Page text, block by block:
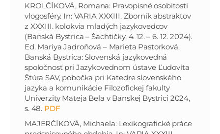
KROLČÍKOVÁ, Romana: Pravopisné osobitosti
vlogosféry. In: VARIA XXXIII. Zborník abstraktov
z XXXIII. kolokvia mladých jazykovedcov
(Banská Bystrica – Šachtičky, 4. 12. – 6. 12. 2024).
Ed. Mariya Jadroňová – Marieta Pastorková.
Banská Bystrica: Slovenská jazykovedná
spoločnosť pri Jazykovednom ústave Ľudovíta
Štúra SAV, pobočka pri Katedre slovenského
jazyka a komunikácie Filozofickej fakulty
Univerzity Mateja Bela v Banskej Bystrici 2024,
s. 48. PDF
MAJERČÍKOVÁ, Michaela: Lexikografické práce